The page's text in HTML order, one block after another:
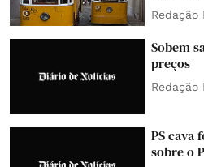
Redação
Sobem
preços
Redação
PS cava
sobre o